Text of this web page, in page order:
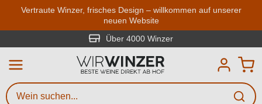
Zum Hauptinhalt springen
Vertraute Winzer, frisches Design – willkommen auf unserer
neuen Website
Über 4000 Winzer
Weinsuche
Mindestens 3 Zeichen eingeben
Beschreiben Sie, welchen Wein